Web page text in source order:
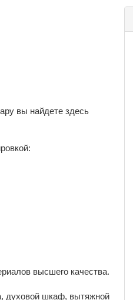
вы найдете здесь
высшего качества.
духовой шкаф, вытяжной